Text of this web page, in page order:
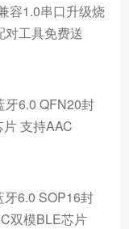
容1.0串口升级烧
工具免费送
6.0 QFN20封
支持AAC
6.0 SOP16封
双模BLE芯片